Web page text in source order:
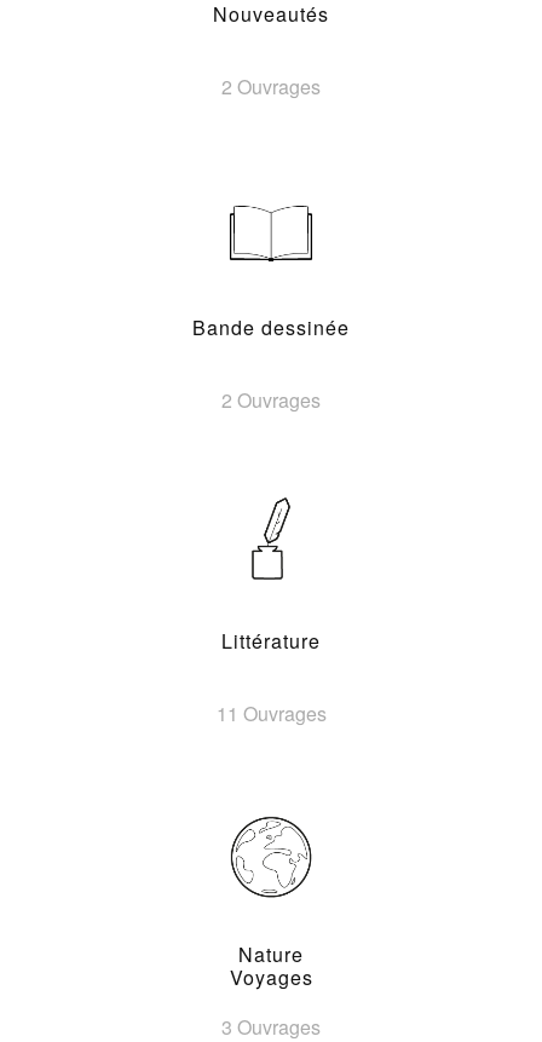
Nouveautés
2 Ouvrages
Bande dessinée
2 Ouvrages
Littérature
11 Ouvrages
Nature
Voyages
3 Ouvrages